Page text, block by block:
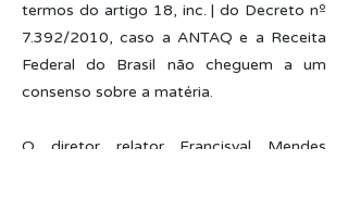
termos do artigo 18, inc. | do Decreto nº
7.392/2010, caso a ANTAQ e a Receita
Federal do Brasil não cheguem a um
consenso sobre a matéria.
O diretor relator Francisval Mendes